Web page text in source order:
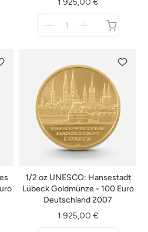
1.925,00 €
1/2 oz UNESCO: Hansestadt
Lübeck Goldmünze - 100 Euro
Deutschland 2007
1.925,00 €